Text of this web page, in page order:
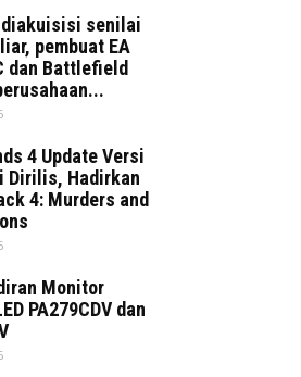
diakuisisi senilai
pembuat EA
dan Battlefield
4 Update Versi
Dirilis, Hadirkan
4: Murders and
Monitor
PA279CDV dan